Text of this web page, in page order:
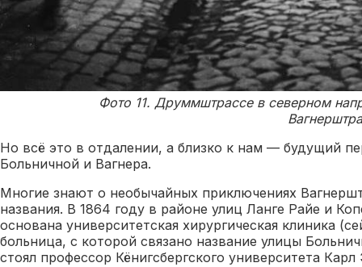
Фото 11. Друммштрассе в северном
Но всё это в отдалении, а близко к нам — будущий
Больничной и Вагнера.
Многие знают о необычайных приключениях
названия. В 1864 году в районе улиц Ланге Райе и
основана университетская хирургическая клиника
больница, с которой связано название улицы
стоял профессор Кёнигсбергского университета